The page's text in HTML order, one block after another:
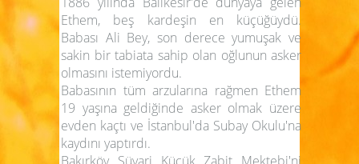
Ethem, beş kardeşin en küçüğüydü.
Babası Ali Bey, son derece yumuşak ve
sakin bir tabiata sahip olan oğlunun asker
olmasını istemiyordu.
Babasının tüm arzularına rağmen Ethem
19 yaşına geldiğinde asker olmak üzere
evden kaçtı ve İstanbul'da Subay Okulu'na
kaydını yaptırdı.